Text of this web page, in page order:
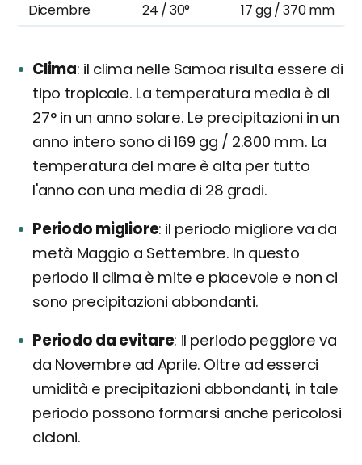
Dicembre
24 / 30° 17 gg / 370 mm
Clima il clima nelle Samoa risulta essere di
tipo tropicale. La temperatura media è di
27° in un anno solare. Le precipitazioni in un
anno intero sono di 169 gg / 2.800 mm. La
temperatura del mare è alta per tutto
l'anno con una media di 28 gradi.
Periodo migliore il periodo migliore va da
metà Maggio a Settembre. In questo
periodo il clima è mite e piacevole e non ci
sono precipitazioni abbondanti.
Periodo da evitare il periodo peggiore va
da Novembre ad Aprile. Oltre ad esserci
umidità e precipitazioni abbondanti, in tale
periodo possono formarsi anche pericolosi
cicloni.